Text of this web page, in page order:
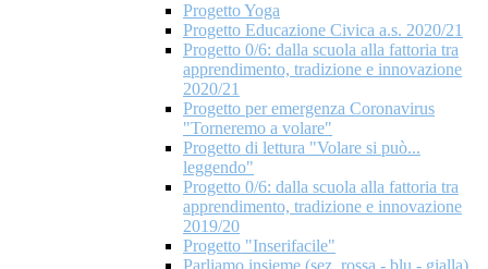
Progetto Yoga
Progetto Educazione Civica a.s. 2020/21
Progetto 0/6: dalla scuola alla fattoria tra
apprendimento, tradizione e innovazione
2020/21
Progetto per emergenza Coronavirus
"Torneremo a volare"
Progetto di lettura "Volare si può...
leggendo"
Progetto 0/6: dalla scuola alla fattoria tra
apprendimento, tradizione e innovazione
2019/20
Progetto "Inserifacile"